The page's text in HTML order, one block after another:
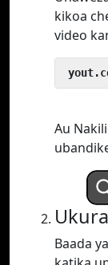
kikoa
video
Au
Baada